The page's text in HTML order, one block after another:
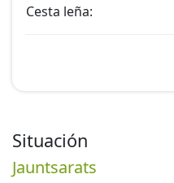
Situación
Jauntsarats
Cesta leña: